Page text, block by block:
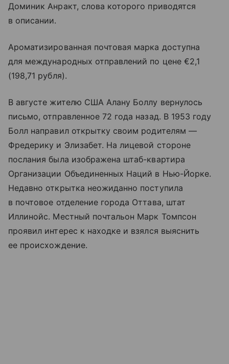
Доминик Анракт, слова которого приводятся
в описании.
Ароматизированная почтовая марка доступна
для международных отправлений по цене €2,1
(198,71 рубля).
В августе жителю США Алану Боллу вернулось
письмо, отправленное 72 года назад. В 1953 году
Болл направил открытку своим родителям —
Фредерику и Элизабет. На лицевой стороне
послания была изображена штаб-квартира
Организации Объединенных Наций в Нью-Йорке.
Недавно открытка неожиданно поступила
в почтовое отделение города Оттава, штат
Иллинойс. Местный почтальон Марк Томпсон
проявил интерес к находке и взялся выяснить
ее происхождение.